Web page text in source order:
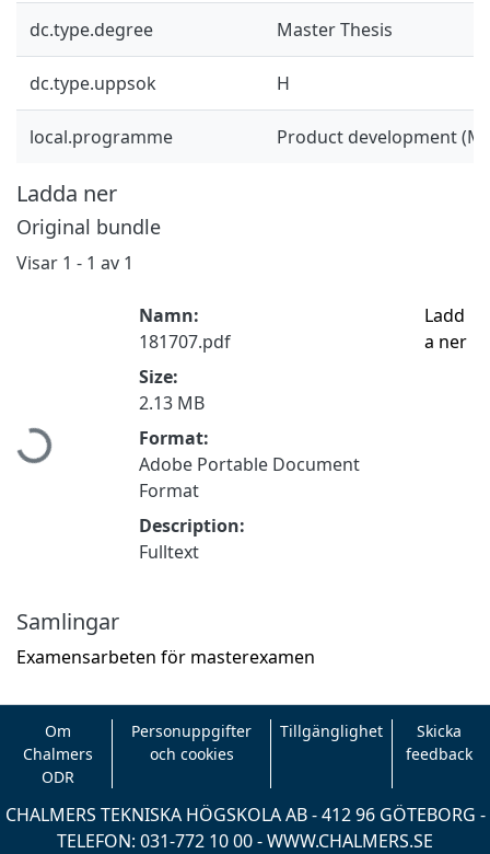
dc.type.degree Master Thesis
dc.type.uppsok H
local.programme Product development
Ladda ner
Original bundle
Visar 1 - 1 av 1
Hämtar...
Namn:
181707.pdf
Size:
2.13 MB
Format:
Adobe Portable Document
Format
Description:
Fulltext
Ladd
a ner
Samlingar
Examensarbeten för masterexamen
Om
Chalmers
ODR
Personuppgifter
och cookies
Tillgänglighet
Skicka
feedback
CHALMERS TEKNISKA HÖGSKOLA AB - 412 96 GÖTEBORG -
TELEFON: 031-772 10 00 -WWW.CHALMERS.SE